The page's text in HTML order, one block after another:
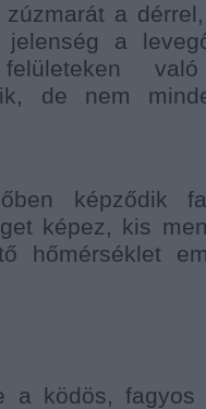
a
a
való
de nem
képződik
képez, kis
hőmérséklet
a ködös,